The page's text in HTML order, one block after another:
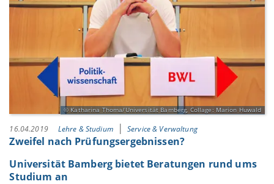
Katharina Thoma/Universität Bamberg, Collage: Marion Huwald
16.04.2019 Lehre & Studium Service & Verwaltung
Zweifel nach Prüfungsergebnissen?
Universität Bamberg bietet Beratungen rund ums
Studium an